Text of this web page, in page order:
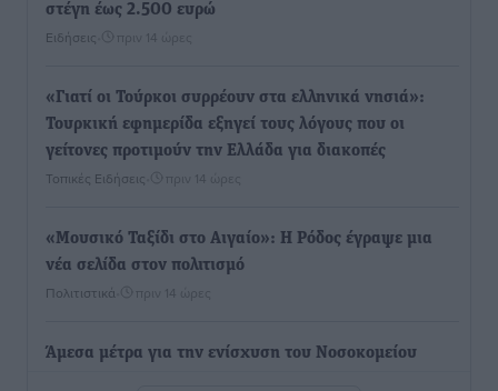
στέγη έως 2.500 ευρώ
Ειδήσεις πριν 14 ώρες
«Γιατί οι Τούρκοι συρρέουν στα ελληνικά νησιά»:
Τουρκική εφημερίδα εξηγεί τους λόγους που οι
γείτονες προτιμούν την Ελλάδα για διακοπές
Τοπικές Ειδήσεις πριν 14 ώρες
«Μουσικό Ταξίδι στο Αιγαίο»: Η Ρόδος έγραψε μια
νέα σελίδα στον πολιτισμό
Πολιτιστικά πριν 14 ώρες
Άμεσα μέτρα για την ενίσχυση του Νοσοκομείου